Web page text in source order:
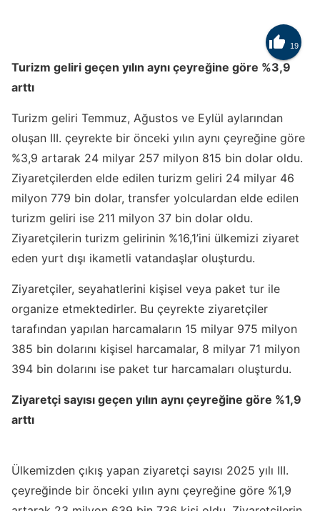
 19
Turizm geliri geçen yılın aynı çeyreğine göre %3,9
arttı
Turizm geliri Temmuz, Ağustos ve Eylül aylarından
oluşan III. çeyrekte bir önceki yılın aynı çeyreğine göre
%3,9 artarak 24 milyar 257 milyon 815 bin dolar oldu.
Ziyaretçilerden elde edilen turizm geliri 24 milyar 46
milyon 779 bin dolar, transfer yolculardan elde edilen
turizm geliri ise 211 milyon 37 bin dolar oldu.
Ziyaretçilerin turizm gelirinin %16,1’ini ülkemizi ziyaret
eden yurt dışı ikametli vatandaşlar oluşturdu.
Ziyaretçiler, seyahatlerini kişisel veya paket tur ile
organize etmektedirler. Bu çeyrekte ziyaretçiler
tarafından yapılan harcamaların 15 milyar 975 milyon
385 bin dolarını kişisel harcamalar, 8 milyar 71 milyon
394 bin dolarını ise paket tur harcamaları oluşturdu.
Ziyaretçi sayısı geçen yılın aynı çeyreğine göre %1,9
arttı
Ülkemizden çıkış yapan ziyaretçi sayısı 2025 yılı III.
çeyreğinde bir önceki yılın aynı çeyreğine göre %1,9